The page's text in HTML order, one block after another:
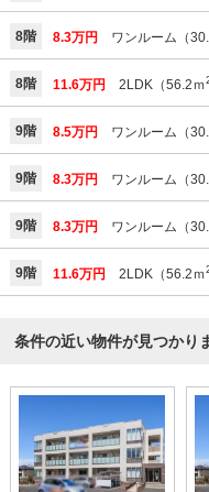
8階 8.3万円 ワンルーム（
8階 11.6万円 2LDK（56.2ｍ
9階 8.5万円 ワンルーム（
9階 8.3万円 ワンルーム（
9階 8.3万円 ワンルーム（
9階 11.6万円 2LDK（56.2ｍ
条件の近い物件が見つかり